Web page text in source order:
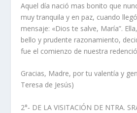
Aquel día nació mas bonito que
muy tranquila y en paz, cuando
mensaje: «Dios te salve, María”.
bello y prudente razonamiento,
fue el comienzo de nuestra
Gracias, Madre, por tu valentía y
Teresa de Jesús)
2°‑ DE LA VISITACIÓN DE NTRA.